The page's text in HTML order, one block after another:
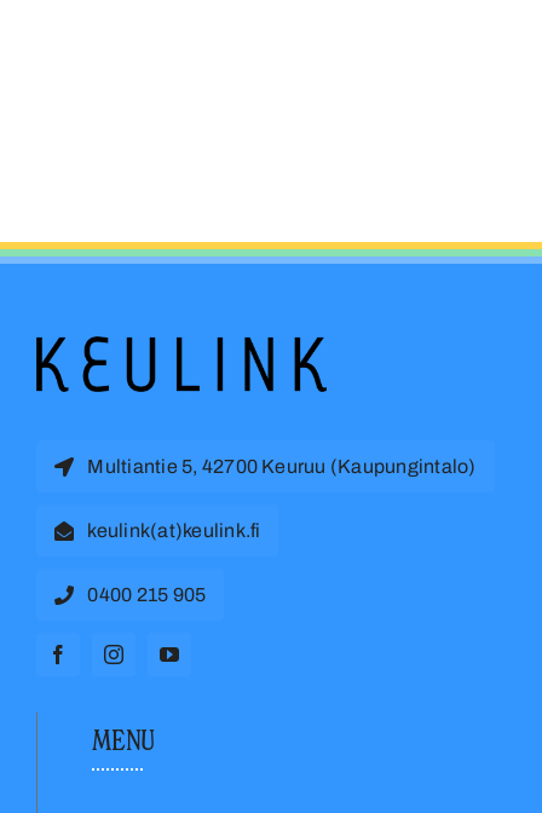
Multiantie 5, 42700 Keuruu (Kaupungintalo)
keulink(at)keulink.fi
0400 215 905
MENU